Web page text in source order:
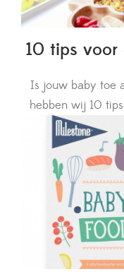
10 tips voor
Is jouw baby toe
hebben wij 10
groentehapjes